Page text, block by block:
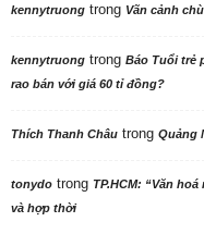
kennytruong trong Vãn cảnh
kennytruong trong Báo Tuổi trẻ
rao bán với giá 60 tỉ đồng?
Thích Thanh Châu trong Quảng
tonydo trong TP.HCM: “Văn
và hợp thời